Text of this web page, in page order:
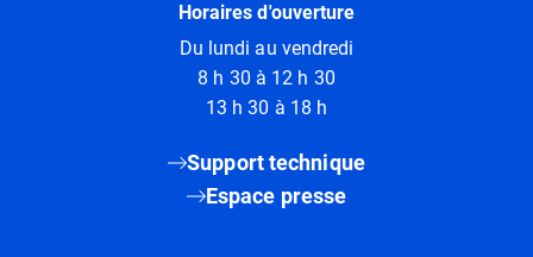
Horaires d'ouverture
Du lundi au vendredi
8 h 30 à 12 h 30
13 h 30 à 18 h
Support technique
Espace presse